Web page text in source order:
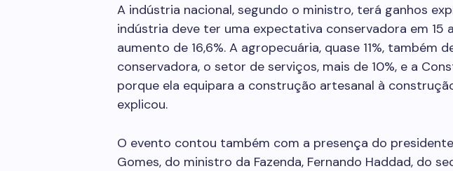
A indústria nacional, segundo o ministro, terá ganhos
indústria deve ter uma expectativa conservadora em 15
aumento de 16,6%. A agropecuária, quase 11%, também
conservadora, o setor de serviços, mais de 10%, e a
porque ela equipara a construção artesanal à
explicou.
O evento contou também com a presença do
Gomes, do ministro da Fazenda, Fernando Haddad, do